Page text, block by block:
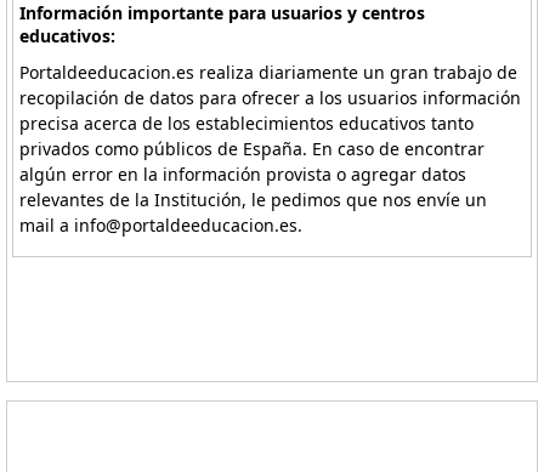
Información importante para usuarios y centros
educativos:
Portaldeeducacion.es realiza diariamente un gran trabajo de
recopilación de datos para ofrecer a los usuarios información
precisa acerca de los establecimientos educativos tanto
privados como públicos de España. En caso de encontrar
algún error en la información provista o agregar datos
relevantes de la Institución, le pedimos que nos envíe un
mail a info@portaldeeducacion.es.